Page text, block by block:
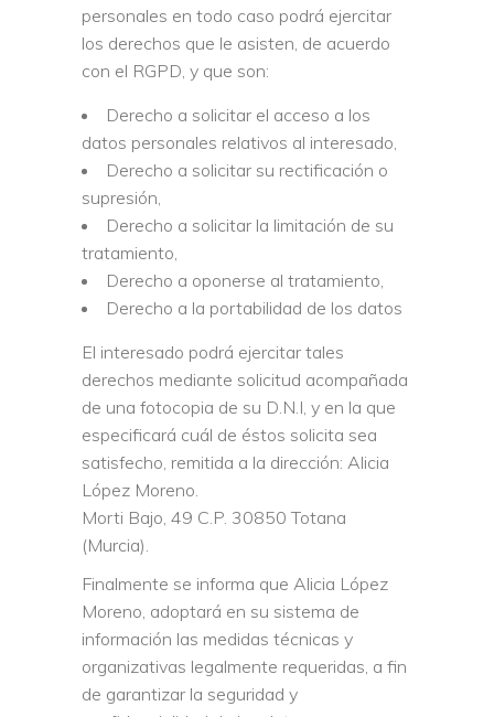
personales en todo caso podrá ejercitar
los derechos que le asisten, de acuerdo
con el RGPD, y que son:
Derecho a solicitar el acceso a los
datos personales relativos al interesado,
Derecho a solicitar su rectificación o
supresión,
Derecho a solicitar la limitación de su
tratamiento,
Derecho a oponerse al tratamiento,
Derecho a la portabilidad de los datos
El interesado podrá ejercitar tales
derechos mediante solicitud acompañada
de una fotocopia de su D.N.I, y en la que
especificará cuál de éstos solicita sea
satisfecho, remitida a la dirección: Alicia
López Moreno.
Morti Bajo, 49 C.P. 30850 Totana
(Murcia).
Finalmente se informa que Alicia López
Moreno, adoptará en su sistema de
información las medidas técnicas y
organizativas legalmente requeridas, a fin
de garantizar la seguridad y